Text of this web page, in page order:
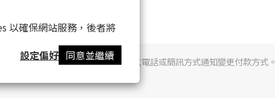
以確保網站服務，後者將
設定偏好 同意並繼續
提醒您，我們不會以電話或簡訊方式通知變更付款方式。